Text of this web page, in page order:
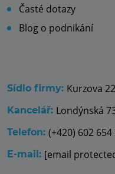
Časté dotazy
Blog o podnikání
Sídlo firmy: Kurzova
Kancelář: Londýnská
Telefon: (+420) 602 654
E-mail: [email